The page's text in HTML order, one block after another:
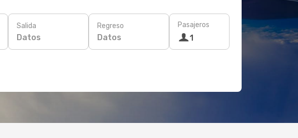
Salida
Datos
Regreso
Datos
Pasajeros
1